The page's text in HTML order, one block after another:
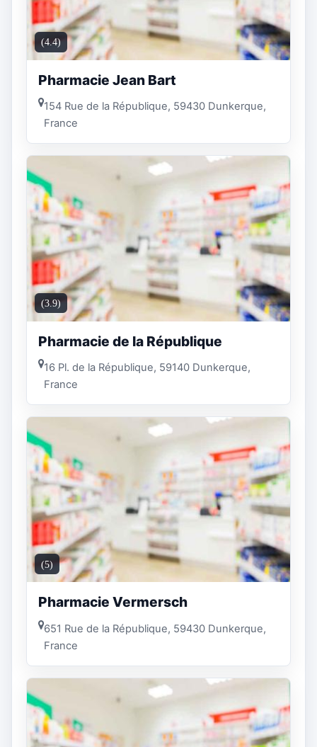
(4.4)
Pharmacie Jean Bart
154 Rue de la République, 59430 Dunkerque,
France
(3.9)
Pharmacie de la République
16 Pl. de la République, 59140 Dunkerque,
France
(5)
Pharmacie Vermersch
651 Rue de la République, 59430 Dunkerque,
France